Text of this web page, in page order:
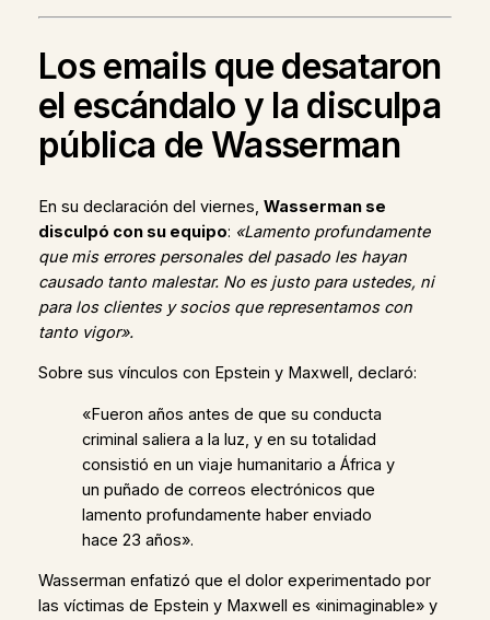
Los emails que desataron
el escándalo y la disculpa
pública de Wasserman
En su declaración del viernes, Wasserman se
disculpó con su equipo: «Lamento profundamente
que mis errores personales del pasado les hayan
causado tanto malestar. No es justo para ustedes, ni
para los clientes y socios que representamos con
tanto vigor».
Sobre sus vínculos con Epstein y Maxwell, declaró:
«Fueron años antes de que su conducta
criminal saliera a la luz, y en su totalidad
consistió en un viaje humanitario a África y
un puñado de correos electrónicos que
lamento profundamente haber enviado
hace 23 años».
Wasserman enfatizó que el dolor experimentado por
las víctimas de Epstein y Maxwell es «inimaginable» y